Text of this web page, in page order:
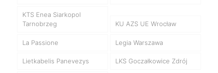
KTS Enea Siarkopol
Tarnobrzeg
KU AZS UE Wrocław
La Passione Legia Warszawa
Lietkabelis Panevezys LKS Goczałkowice Zdrój